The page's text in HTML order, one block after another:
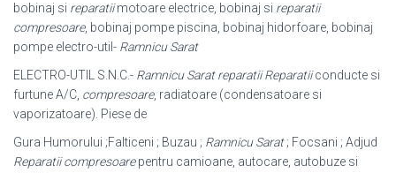
bobinaj si reparatiimotoare electrice, bobinaj si reparatii
compresoare, bobinaj pompe piscina, bobinaj hidorfoare, bobinaj
pompe electro-util- Ramnicu Sarat
ELECTRO-UTIL S.N.C.- Ramnicu Sarat reparatii Reparatiiconducte si
furtune A/C, compresoare, radiatoare (condensatoare si
vaporizatoare). Piese de
Gura Humorului ;Falticeni ; Buzau ; Ramnicu Sarat; Focsani ; Adjud
Reparatii compresoarepentru camioane, autocare, autobuze si